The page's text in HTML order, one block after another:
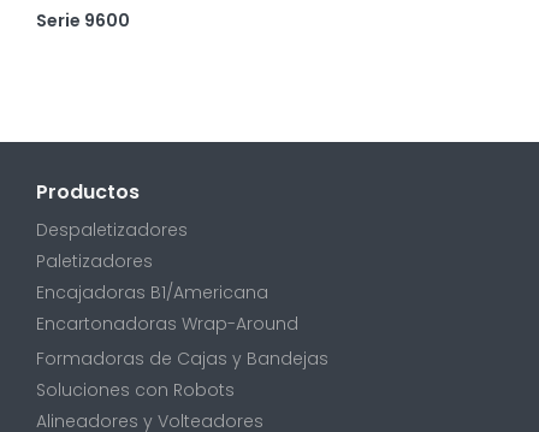
Serie 9600
Productos
Despaletizadores
Paletizadores
Encajadoras B1/Americana
Encartonadoras Wrap-Around
Formadoras de Cajas y Bandejas
Soluciones con Robots
Alineadores y Volteadores